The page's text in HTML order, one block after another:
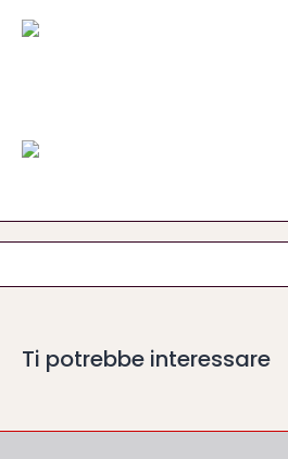
Ti potrebbe interessare